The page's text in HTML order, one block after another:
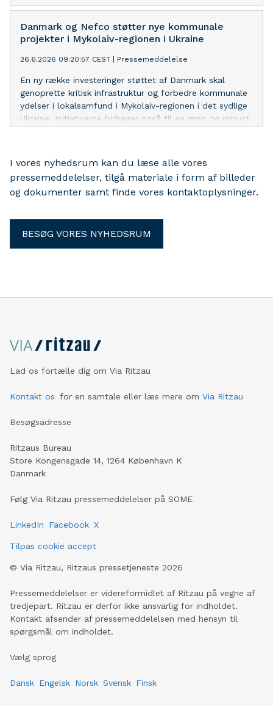
Danmark og Nefco støtter nye kommunale
projekter i Mykolaiv-regionen i Ukraine
26.6.2026 09:20:57 CEST Pressemeddelelse
En ny række investeringer støttet af Danmark skal
genoprette kritisk infrastruktur og forbedre kommunale
ydelser i lokalsamfund i Mykolaiv-regionen i det sydlige
Ukraine. Initiativerne bidrager også til en grøn og robust
I vores nyhedsrum kan du læse alle vores
pressemeddelelser, tilgå materiale i form af billeder
og dokumenter samt finde vores kontaktoplysninger.
BESØG VORES NYHEDSRUM
Lad os fortælle dig om Via Ritzau
Kontakt os for en samtale eller læs mere om Via Ritzau
Besøgsadresse
Ritzaus Bureau
Store Kongensgade 14, 1264 København K
Danmark
Følg Via Ritzau pressemeddelelser på SOME
LinkedIn Facebook X
Tilpas cookie accept
© Via Ritzau, Ritzaus pressetjeneste 2026
Pressemeddelelser er videreformidlet af Ritzau på vegne af
tredjepart. Ritzau er derfor ikke ansvarlig for indholdet.
Kontakt afsender af pressemeddelelsen med hensyn til
spørgsmål om indholdet.
Vælg sprog
Dansk Engelsk Norsk Svensk Finsk